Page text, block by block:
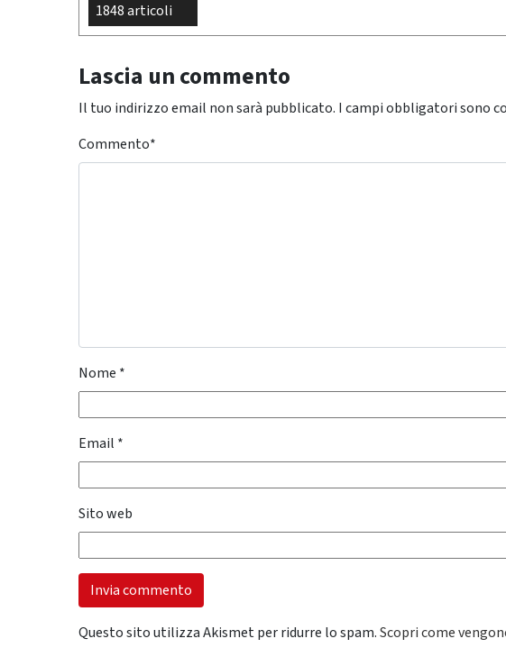
1848 articoli
Lascia un commento
Il tuo indirizzo email non sarà pubblicato. I campi obbligatori sono
Commento*
Nome *
Email *
Sito web
Questo sito utilizza Akismet per ridurre lo spam.Scopri come